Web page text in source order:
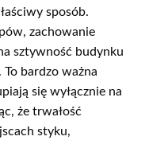
sposób.
zachowanie
sztywność budynku
To bardzo ważna
się wyłącznie na
że trwałość
styku,